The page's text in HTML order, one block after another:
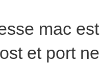
mac
et port